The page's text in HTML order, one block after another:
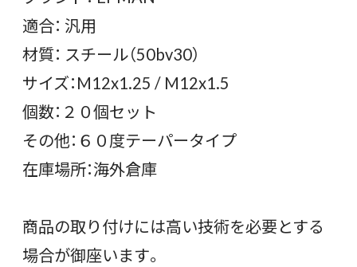
適合： 汎用
材質： スチール（50bv30）
サイズ：M12x1.25 / M12x1.5
個数：２０個セット
その他：６０度テーパータイプ
在庫場所：海外倉庫
商品の取り付けには高い技術を必要とする
場合が御座います。